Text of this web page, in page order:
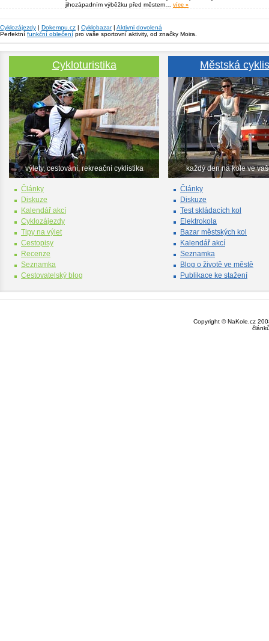
jihozápadním výběžku před městem… více »
Cyklozájezdy | Dokempu.cz | Cyklobazar| Aktivni dovolená
Perfektní funkční oblečení pro vaše sportovní aktivity, od značky Moira.
Cykloturistika
výlety, cestování, rekreační cyklistika
Články
Diskuze
Kalendář akcí
Cyklozájezdy
Tipy na výlet
Cestopisy
Recenze
Seznamka
Cestovatelský blog
Městská
každý den na kole ve
Články
Diskuze
Test skládacích kol
Elektrokola
Bazar městských kol
Kalendář akcí
Seznamka
Blog o životě ve městě
Publikace ke stažení
Copyright © NaKole.cz